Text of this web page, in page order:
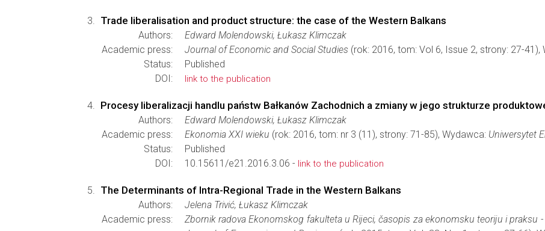
Trade liberalisation and product structure: the case of the Western Balkans
Authors:
Edward Molendowski, Łukasz Klimczak
Academic press:
Journal of Economic and Social Studies (rok: 2016, tom: Vol 6, Issue 2, strony: 27-41),
Status:
Published
DOI:
link to the publication
Procesy liberalizacji handlu państw Bałkanów Zachodnich a zmiany w jego strukturze
Authors:
Edward Molendowski, Łukasz Klimczak
Academic press:
Ekonomia XXI wieku (rok: 2016, tom: nr 3 (11), strony: 71-85), Wydawca: Uniwersytet
Status:
Published
DOI:
10.15611/e21.2016.3.06 - link to the publication
The Determinants of Intra-Regional Trade in the Western Balkans
Authors:
Jelena Trivić, Łukasz Klimczak
Academic press:
Zbornik radova Ekonomskog fakulteta u Rijeci, časopis za ekonomsku teoriju i praksu